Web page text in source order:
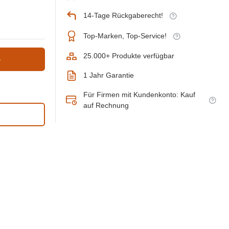
14-Tage Rückgaberecht!
Top-Marken, Top-Service!
25.000+ Produkte verfügbar
1 Jahr Garantie
Für Firmen mit Kundenkonto: Kauf
auf Rechnung